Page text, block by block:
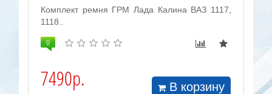
Комплект ремня ГРМ Лада Калина ВАЗ 1117,
1118..
0
7490р. В корзину